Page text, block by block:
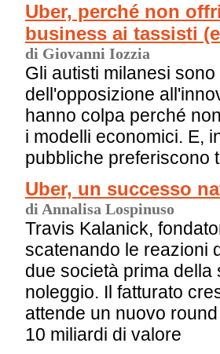
Uber, perché non
business ai tassisti
di Giovanni Iozzia
Gli autisti milanesi
dell'opposizione
hanno colpa perché
i modelli economici. E,
pubbliche preferiscono
Uber, un successo
di Annalisa Lospinuso
Travis Kalanick,
scatenando le reazioni
due società prima della
noleggio. Il fatturato
attende un nuovo
10 miliardi di valore